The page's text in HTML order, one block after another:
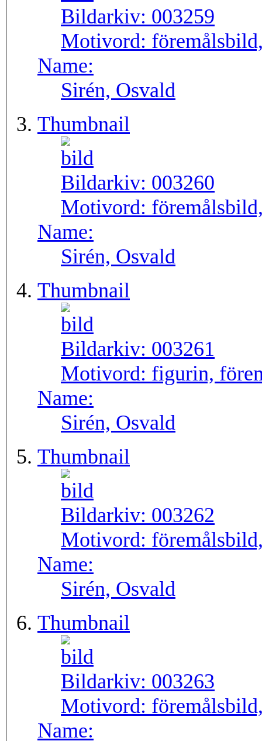
Bildarkiv: 003259
Motivord:
Name:
Sirén, Osvald
Thumbnail
Bildarkiv: 003260
Motivord:
Name:
Sirén, Osvald
Thumbnail
Bildarkiv: 003261
Motivord: figurin,
Name:
Sirén, Osvald
Thumbnail
Bildarkiv: 003262
Motivord:
Name:
Sirén, Osvald
Thumbnail
Bildarkiv: 003263
Motivord:
Name: